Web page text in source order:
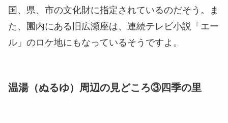
国、県、市の文化財に指定されているのだそう。ま
た、園内にある旧広瀬座は、連続テレビ小説「エー
ル」のロケ地にもなっているそうですよ。
温湯（ぬるゆ）周辺の見どころ③四季の里